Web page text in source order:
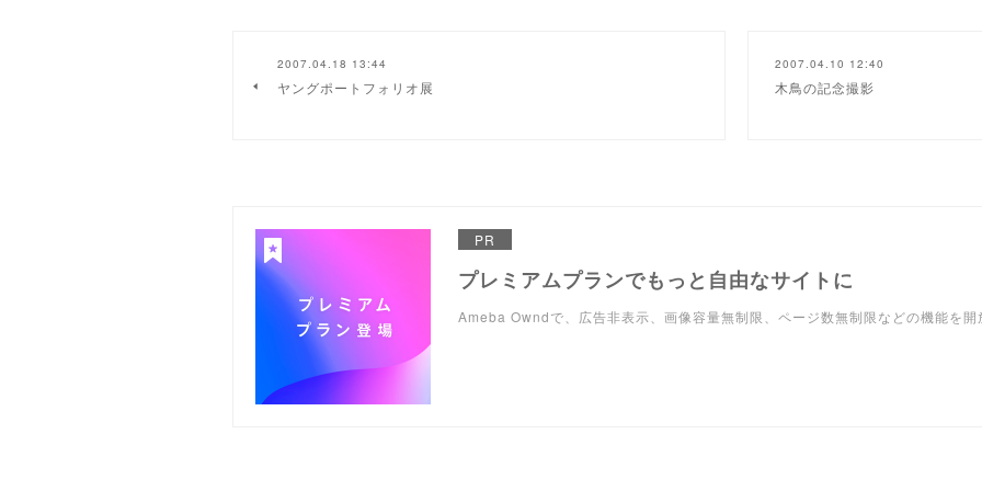
2007.04.18 13:44
ヤングポートフォリオ展
2007.04.10 12:40
木鳥の記念撮影
PR
プレミアムプランでもっと自由なサイトに
Ameba Owndで、広告非表示、画像容量無制限、ページ数無制限などの機能を開